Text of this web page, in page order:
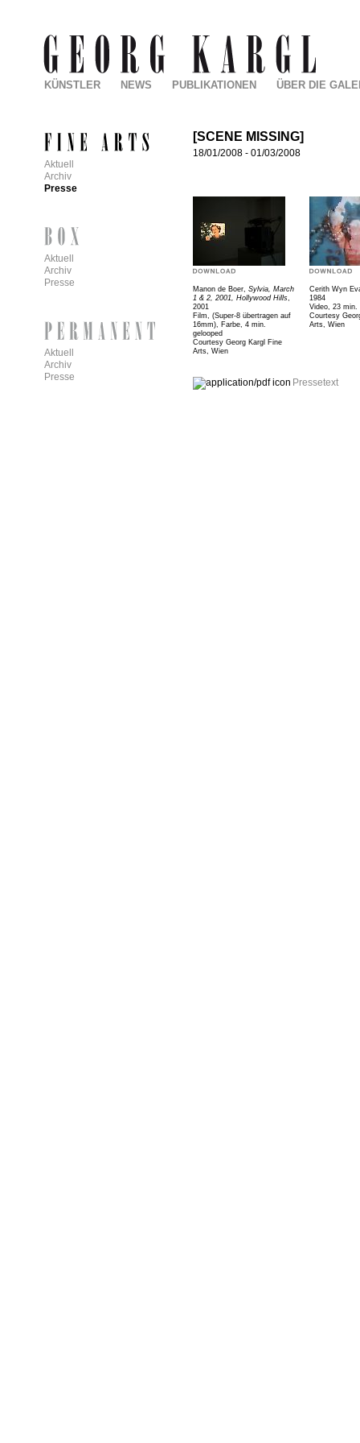
[SCENE MISSING]
18/01/2008 - 01/03/2008
Manon de Boer, Sylvia, March
1 & 2, 2001, Hollywood Hills
2001
Film, (Super-8 übertragen auf
16mm), Farbe, 4 min.
gelooped
Courtesy Georg Kargl Fine
Arts, Wien
Cerith Wyn
1984
Video, 23 min.
Courtesy
Arts, Wien
Pressetext
KÜNSTLER NEWS PUBLIKATIONEN ÜBER DIE
Aktuell
Archiv
Presse
Aktuell
Archiv
Presse
Aktuell
Archiv
Presse